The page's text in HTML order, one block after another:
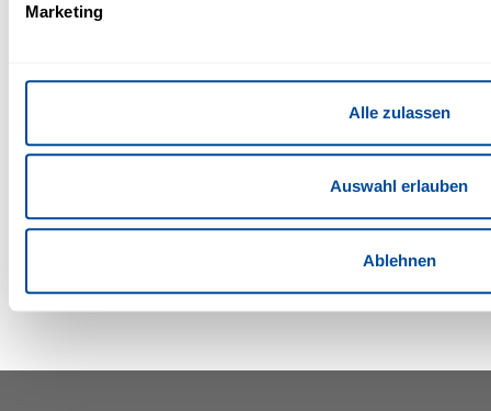
Marketing
Alle zulassen
Auswahl erlauben
Ablehnen
pro Person